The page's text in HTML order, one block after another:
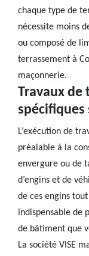
chaque type de
nécessite moins
ou composé de
terrassement à
maçonnerie.
Travaux de
spécifiques
L’exécution de
préalable à la
envergure ou de
d’engins et de
de ces engins
indispensable de
de bâtiment que
La société VISE